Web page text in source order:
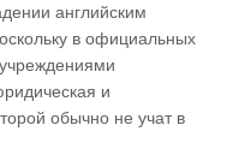
английским
в официальных
и
обычно не учат в